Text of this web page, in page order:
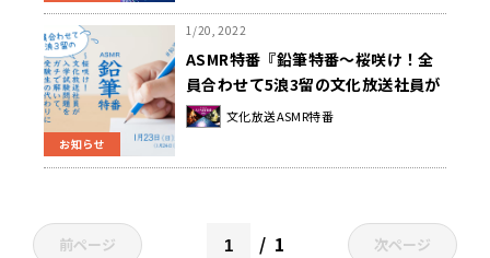
お知らせ
1/20, 2022
ASMR特番『鉛筆特番～桜咲け！全
員合わせて5浪3留の文化放送社員が
入学試験問題をガチで解いて、受験
生の代わりにいっぱい間違えておき
文化放送ASMR特番
前ページ 1 次ページ